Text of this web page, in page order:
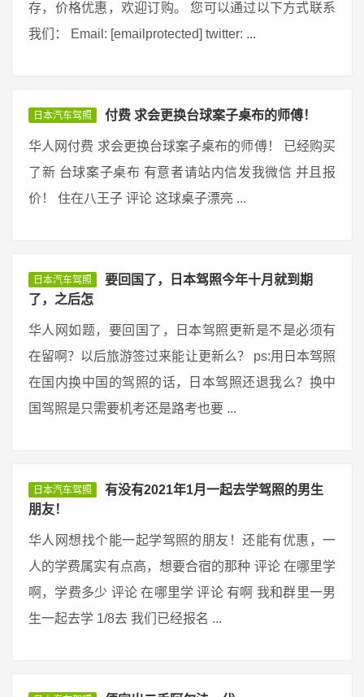
存，价格优惠，欢迎订购。 您可以通过以下方式联系
我们： Email: [emailprotected] twitter: ...
日本汽车驾照 付费 求会更换台球案子桌布的师傅！
华人网付费 求会更换台球案子桌布的师傅！ 已经购买
了新 台球案子桌布 有意者请站内信发我微信 并且报
价！ 住在八王子 评论 这球桌子漂亮 ...
日本汽车驾照
要回国了，日本驾照今年十月就到期
了，之后怎
华人网如题，要回国了，日本驾照更新是不是必须有
在留啊？以后旅游签过来能让更新么？ ps:用日本驾照
在国内换中国的驾照的话，日本驾照还退我么？换中
国驾照是只需要机考还是路考也要 ...
日本汽车驾照
有没有2021年1月一起去学驾照的男生
朋友！
华人网想找个能一起学驾照的朋友！还能有优惠，一
人的学费属实有点高，想要合宿的那种 评论 在哪里学
啊，学费多少 评论 在哪里学 评论 有啊 我和群里一男
生一起去学 1/8去 我们已经报名 ...